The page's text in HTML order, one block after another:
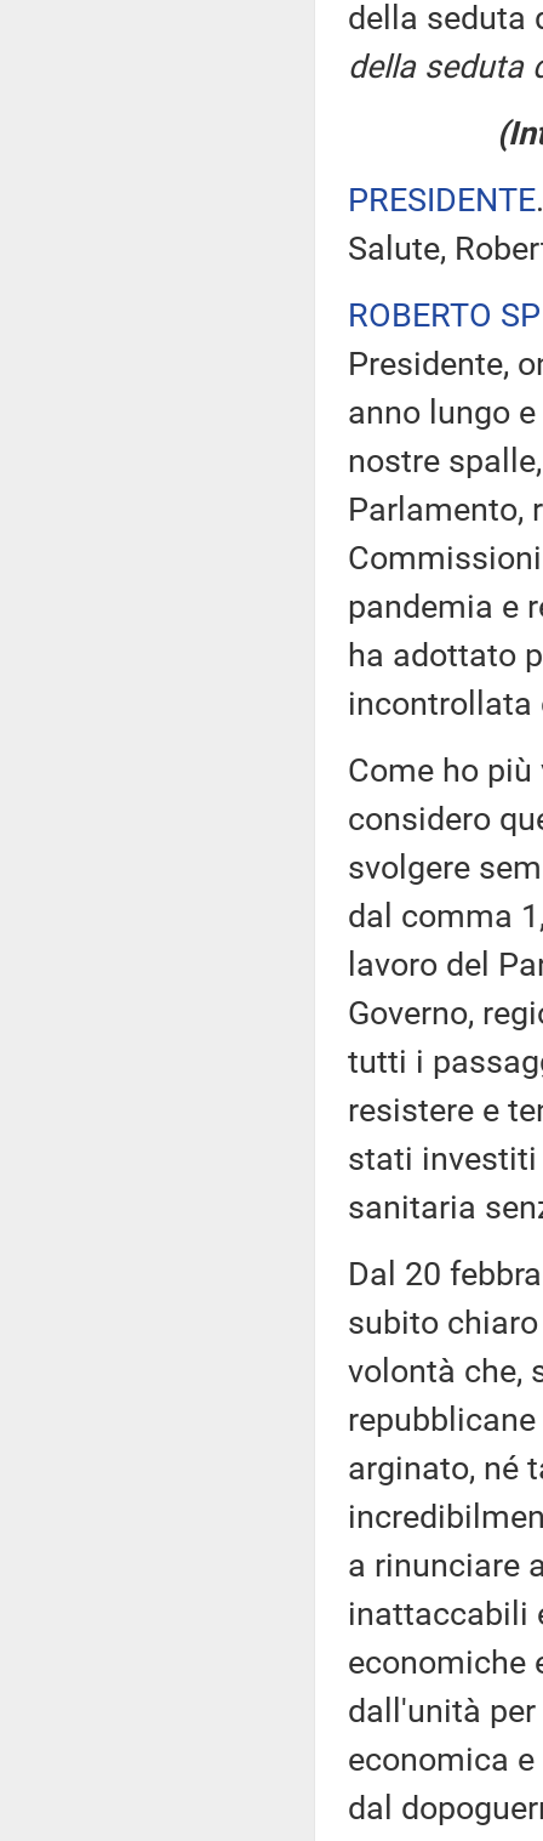
della seduta
della seduta
PRESIDENTE
Salute,
ROBERTO
Presidente,
anno lungo
nostre
Parlamento,
pandemia e
ha adottato
incontrollata
Come ho
considero
svolgere
dal comma
lavoro del
Governo,
tutti i
resistere e
stati investiti
sanitaria
Dal 20
subito
volontà che,
arginato, né
a rinunciare
inattaccabili
economiche
dall'unità
economica
dal